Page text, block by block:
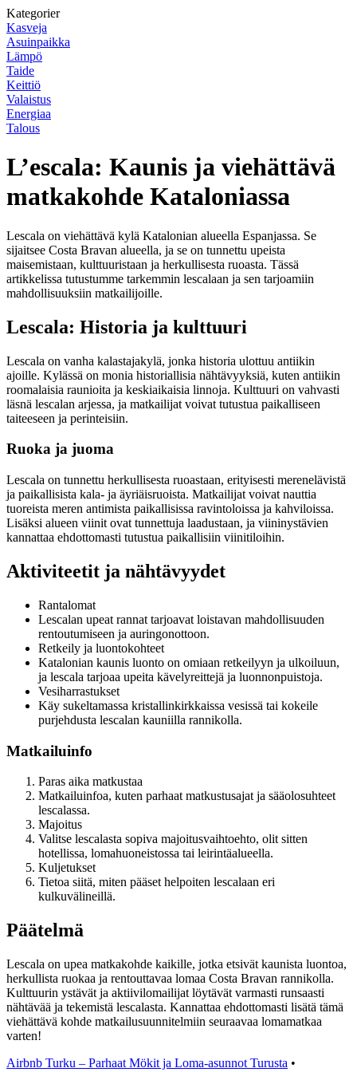
Kategorier
Kasveja
Asuinpaikka
Lämpö
Taide
Keittiö
Valaistus
Energiaa
Talous
L’escala: Kaunis ja viehättävä
matkakohde Kataloniassa
Lescala on viehättävä kylä Katalonian alueella Espanjassa. Se
sijaitsee Costa Bravan alueella, ja se on tunnettu upeista
maisemistaan, kulttuuristaan ja herkullisesta ruoasta. Tässä
artikkelissa tutustumme tarkemmin lescalaan ja sen tarjoamiin
mahdollisuuksiin matkailijoille.
Lescala: Historia ja kulttuuri
Lescala on vanha kalastajakylä, jonka historia ulottuu antiikin
ajoille. Kylässä on monia historiallisia nähtävyyksiä, kuten antiikin
roomalaisia raunioita ja keskiaikaisia linnoja. Kulttuuri on vahvasti
läsnä lescalan arjessa, ja matkailijat voivat tutustua paikalliseen
taiteeseen ja perinteisiin.
Ruoka ja juoma
Lescala on tunnettu herkullisesta ruoastaan, erityisesti merenelävistä
ja paikallisista kala- ja äyriäisruoista. Matkailijat voivat nauttia
tuoreista meren antimista paikallisissa ravintoloissa ja kahviloissa.
Lisäksi alueen viinit ovat tunnettuja laadustaan, ja viininystävien
kannattaa ehdottomasti tutustua paikallisiin viinitiloihin.
Aktiviteetit ja nähtävyydet
Rantalomat
Lescalan upeat rannat tarjoavat loistavan mahdollisuuden
rentoutumiseen ja auringonottoon.
Retkeily ja luontokohteet
Katalonian kaunis luonto on omiaan retkeilyyn ja ulkoiluun,
ja lescala tarjoaa upeita kävelyreittejä ja luonnonpuistoja.
Vesiharrastukset
Käy sukeltamassa kristallinkirkkaissa vesissä tai kokeile
purjehdusta lescalan kauniilla rannikolla.
Matkailuinfo
Paras aika matkustaa
Matkailuinfoa, kuten parhaat matkustusajat ja sääolosuhteet
lescalassa.
Majoitus
Valitse lescalasta sopiva majoitusvaihtoehto, olit sitten
hotellissa, lomahuoneistossa tai leirintäalueella.
Kuljetukset
Tietoa siitä, miten pääset helpoiten lescalaan eri
kulkuvälineillä.
Päätelmä
Lescala on upea matkakohde kaikille, jotka etsivät kaunista luontoa,
herkullista ruokaa ja rentouttavaa lomaa Costa Bravan rannikolla.
Kulttuurin ystävät ja aktiivilomailijat löytävät varmasti runsaasti
nähtävää ja tekemistä lescalasta. Kannattaa ehdottomasti lisätä tämä
viehättävä kohde matkailusuunnitelmiin seuraavaa lomamatkaa
varten!
Airbnb Turku – Parhaat Mökit ja Loma-asunnot Turusta •